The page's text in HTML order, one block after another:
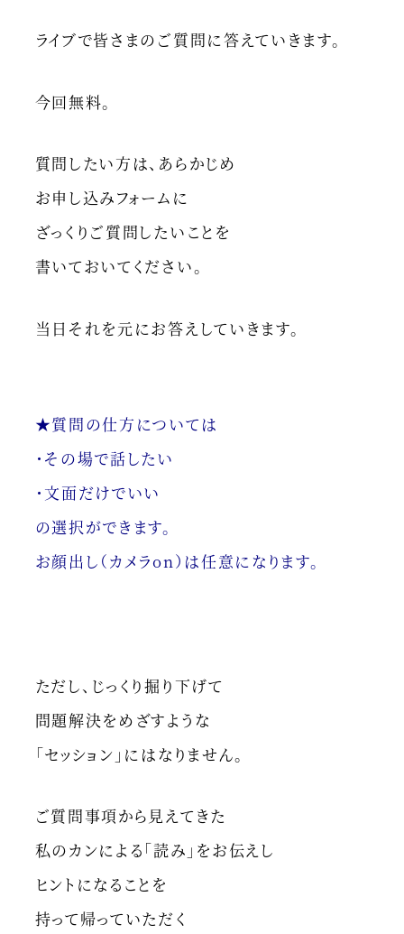
ライブで皆さまのご質問に答えていきます。
今回無料。
質問したい方は、あらかじめ
お申し込みフォームに
ざっくりご質問したいことを
書いておいてください。
当日それを元にお答えしていきます。
★質問の仕方については
・その場で話したい
・文面だけでいい
の選択ができます。
お顔出し（カメラon）は任意になります。
ただし、じっくり掘り下げて
問題解決をめざすような
「セッション」にはなりません。
ご質問事項から見えてきた
私のカンによる「読み」をお伝えし
ヒントになることを
持って帰っていただく